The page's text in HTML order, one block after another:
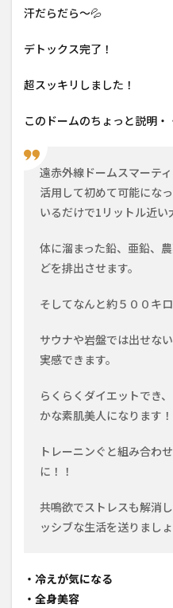
汗だらだら～💦
デトックス完了！
超スッキリしました！
このドームのちょっと説明・
遠赤外線ドームスマーテ
活用して初めて可能にな
いるだけで1リットル近い
体に溜まった鉛、亜鉛、
どを排出させます。
そしてなんと約５００キ
サウナや岩盤では出せな
実感できます。
らくらくダイエットでき
かな素肌美人になります！
トレーニンぐと組み合わ
に！！
共鳴欲でストレスも解消
ッシブな生活を送りましょ
・冷えが気になる
・全身美容